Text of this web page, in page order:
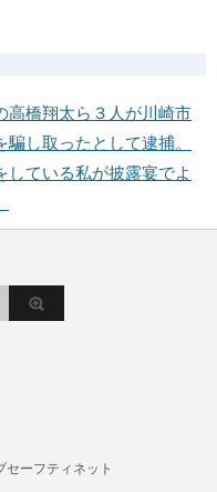
高橋翔太ら３人が川崎市
し取ったとして逮捕。
ている私が披露宴でよ